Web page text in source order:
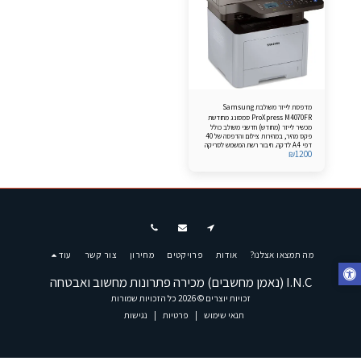
מדפסת לייזר משולבת Samsung
ProXpress M4070FR סמסונג מחודשת
מכשיר לייזר (מחודש) חדשני משולב כולל
פקס מהיר, במהירות צילום והדפסה של 40
דפי A4 לדקה. חיבור רשת המשמש לסריקה
₪1200
I.N.C (נאמן מחשבים) מכירה פתרונות מחשוב ואבטחה
זכויות יוצרים © 2026 כל הזכויות שמורות
תנאי שימוש | פרטיות | נגישות
מה תמצאו אצלנו? אודות פרויקטים מחירון צור קשר עוד